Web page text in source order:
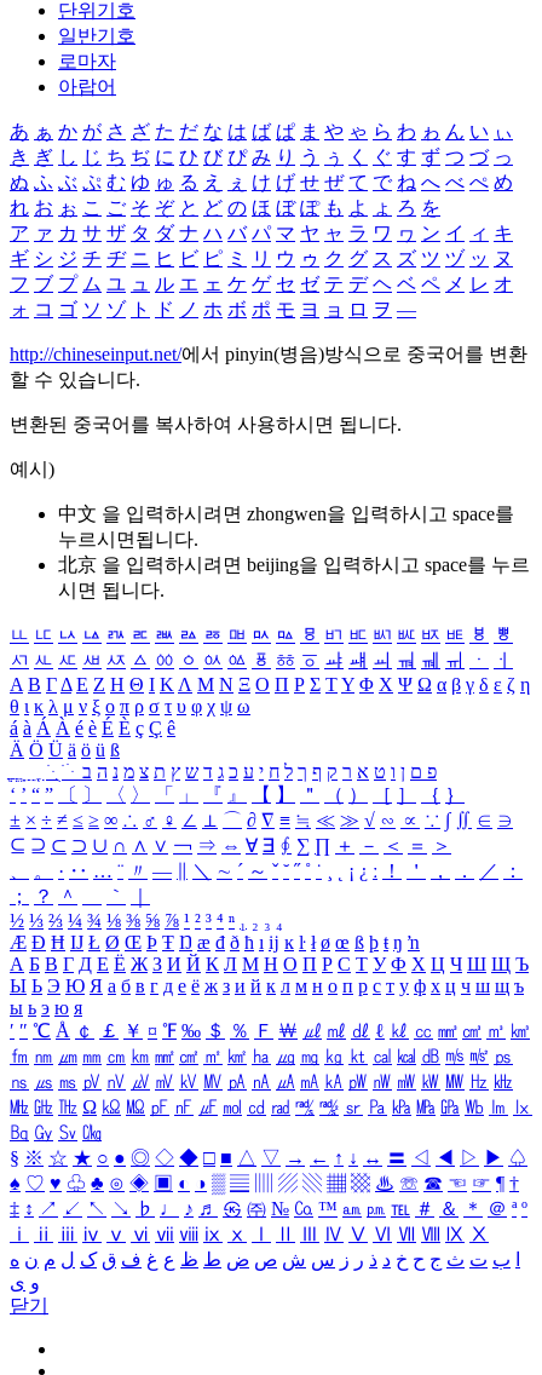
단위기호
일반기호
로마자
아랍어
あ ぁ か が さ ざ た だ な は ば ぱ ま や ゃ ら わ ゎ ん い ぃ
き ぎ し じ ち ぢ に ひ び ぴ み り う ぅ く ぐ す ず つ づ っ
ぬ ふ ぶ ぷ む ゆ ゅ る え ぇ け げ せ ぜ て で ね へ べ ぺ め
れ お ぉ こ ご そ ぞ と ど の ほ ぼ ぽ も よ ょ ろ を
ア ァ カ サ ザ タ ダ ナ ハ バ パ マ ヤ ャ ラ ワ ヮ ン イ ィ キ
ギ シ ジ チ ヂ ニ ヒ ビ ピ ミ リ ウ ゥ ク グ ス ズ ツ ヅ ッ ヌ
フ ブ プ ム ユ ュ ル エ ェ ケ ゲ セ ゼ テ デ ヘ ベ ペ メ レ オ
ォ コ ゴ ソ ゾ ト ド ノ ホ ボ ポ モ ヨ ョ ロ ヲ ―
http://chineseinput.net/에서 pinyin(병음)방식으로 중국어를 변환
할 수 있습니다.
변환된 중국어를 복사하여 사용하시면 됩니다.
예시)
中文 을 입력하시려면 zhongwen을 입력하시고 space를
누르시면됩니다.
北京 을 입력하시려면 beijing을 입력하시고 space를 누르
시면 됩니다.
ㅥ ㅦ ㅧ ㅨ ㅩ ㅪ ㅫ ㅬ ㅭ ㅮ ㅯ ㅰ ㅱ ㅲ ㅳ ㅴ ㅵ ㅶ ㅷ ㅸ
ㅹ
ㅺ ㅻ ㅼ ㅽ ㅾ ㅿ ㆀ ㆁ ㆂ ㆃ ㆄ ㆅ ㆆ ㆇ ㆈ ㆉ ㆊ ㆋ ㆌ ㆍ
ㆎ
Α Β ΓΔ Ε Ζ Η Θ Ι ΚΛ Μ Ν Ξ Ο Π Ρ Σ ΤΥ Φ Χ Ψ Ω α β γ δ ε ζ η
θ ι κ λ μ ν ξ ο π ρ σ τ υ φ χ ψ ω
á à Á À é è É È ç Ç ê
Ä Ö Ü ä ö ü ß
ִֶֹ ֻּ ׁׂ פ ם ן ו ט א ר ק ף ך ל ח י ע כ ג ד ש ץ ת צ מ נ ה ב
‘ ’ “ ” 〔 〕 〈 〉 「 」 『 』 【 】 ＂ （ ） ［ ］ ｛ ｝
± × ÷ ≠ ≤ ≥ ∞ ∴ ♂ ♀ ∠ ⊥ ⌒ ∂ ∇ ≡ ≒ ≪ ≫ √ ∽ ∝ ∵ ∫ ∬ ∈ ∋
⊆ ⊇ ⊂ ⊃ ∪ ∩ ∧ ∨ ￢ ⇒ ⇔ ∀ ∃ ∮ ∑ ∏ ＋ － ＜ ＝
＞
、
。 · ‥ … ¨ 〃 ― ＼ ∼ ´ ～ ˇ ˘ ˝ ˚ ˙ ¸ ¡ ¿ ː ！ ＇ ， ． ／
：
；
？ ＾ ｀
½ ⅓ ⅔ ¼ ¾ ⅛ ⅜ ⅝ ⅞ ¹ ² ³ ⁴ ⁿ ₁ ₂ ₃ ₄
Æ Ð Ħ Ĳ Ł Ø Œ Þ Ŧ Ŋ æ đ ð ħ ı ĳ ĸ ŀ ł ø œ ß þ ŧ ŋ ŉ
А Б В Г Д Е Ё Ж З И Й К Л М Н О П Р С Т У Ф Х Ц Ч Ш Щ Ъ
Ы Ь Э Ю Я а б в г д е ё ж з и й к л м н о п р с т у ф х ц ч ш щ ъ
ы ь э ю я
′ ″ ℃ Å ￠ ￡ ￥ ¤ ℉ ‰ ＄ ％ Ｆ ￦ ㎕ ㎖ ㎗ ℓ ㎘ ㏄ ㎣ ㎤ ㎥ ㎦
㎙ ㎚ ㎛ ㎜ ㎝ ㎞ ㎟ ㎠ ㎡ ㎢ ㏊ ㎍ ㎎ ㎏ ㏏ ㎈ ㎉ ㏈ ㎧ ㎨ ㎰
㎱ ㎲ ㎳ ㎴ ㎵ ㎶ ㎷ ㎸ ㎹ ㎀ ㎁ ㎂ ㎃ ㎄ ㎺ ㎻ ㎽ ㎾ ㎿ ㎐ ㎑
㎒ ㎓ ㎔ Ω ㏀ ㏁ ㎊ ㎋ ㎌ ㏖ ㏅ ㎭ ㎮ ㎯ ㏛ ㎩ ㎪ ㎫ ㎬ ㏝ ㏐
㏓
㏃ ㏉ ㏜ ㏆
§ ※ ☆ ★ ○ ● ◎ ◇ ◆ □ ■ △ ▽ → ← ↑ ↓ ↔ 〓 ◁ ◀ ▷ ▶ ♤
♠ ♡ ♥ ♧ ♣ ⊙ ◈ ▣ ◐ ◑ ▒ ▤ ▨ ▧ ▦ ▩ ♨ ☏ ☎ ☜ ☞ ¶ †
‡ ↕ ↗ ↙ ↖ ↘ ♭ ♩ ♪ ♬ ㉿ ㈜ № ㏇ ™ ㏂ ㏘ ℡ ＃ ＆ ＊ ＠ ª º
ⅰ
ⅱ ⅲ ⅳ ⅴ ⅵ ⅶ ⅷ ⅸ ⅹ Ⅳ Ⅴ Ⅵ Ⅶ Ⅷ Ⅸ Ⅹ
ب ت ث ج ح خ د ذ ر ز س ش ص ض ط ظ ع غ ف ق ک ل م ن ه
و ی
닫기